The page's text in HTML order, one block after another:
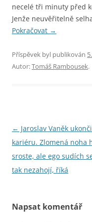
necelé tři minuty před
Jenže neuvěřitelně
Pokračovat →
Příspěvek byl publikován
Autor:Tomáš Rambousek.
Navigace
pro
příspěvky
← Jaroslav Vaněk
kariéru. Zlomená noha
sroste, ale ego sudích
tak nezahojí, říká
Napsat komentář